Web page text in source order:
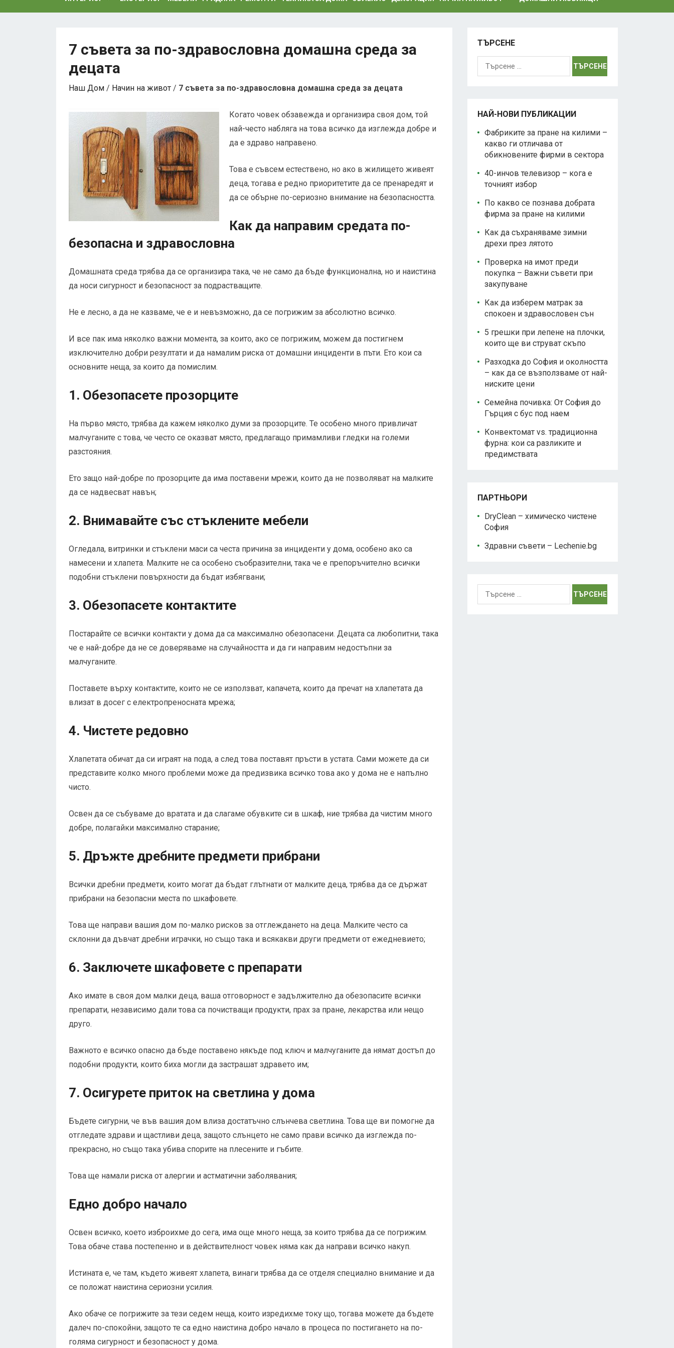
7 съвета за по-здравословна домашна среда за
децата
Наш Дом / Начин на живот / 7 съвета за по-здравословна домашна среда за децата
Когато човек обзавежда и организира своя дом, той
най-често набляга на това всичко да изглежда добре и
да е здраво направено.
Това е съвсем естествено, но ако в жилището живеят
деца, тогава е редно приоритетите да се пренаредят и
да се обърне по-сериозно внимание на безопасността.
Как да направим средата по-
безопасна и здравословна
Домашната среда трябва да се организира така, че не само да бъде функционална, но и наистина
да носи сигурност и безопасност за подрастващите.
Не е лесно, а да не казваме, че е и невъзможно, да се погрижим за абсолютно всичко.
И все пак има няколко важни момента, за които, ако се погрижим, можем да постигнем
изключително добри резултати и да намалим риска от домашни инциденти в пъти. Ето кои са
основните неща, за които да помислим.
1. Обезопасете прозорците
На първо място, трябва да кажем няколко думи за прозорците. Те особено много привличат
малчуганите с това, че често се оказват място, предлагащо примамливи гледки на големи
разстояния.
Ето защо най-добре по прозорците да има поставени мрежи, които да не позволяват на малките
да се надвесват навън;
2. Внимавайте със стъклените мебели
Огледала, витринки и стъклени маси са честа причина за инциденти у дома, особено ако са
намесени и хлапета. Малките не са особено съобразителни, така че е препоръчително всички
подобни стъклени повърхности да бъдат избягвани;
3. Обезопасете контактите
Постарайте се всички контакти у дома да са максимално обезопасени. Децата са любопитни, така
че е най-добре да не се доверяваме на случайността и да ги направим недостъпни за
малчуганите.
Поставете върху контактите, които не се използват, капачета, които да пречат на хлапетата да
влизат в досег с електропреносната мрежа;
4. Чистете редовно
Хлапетата обичат да си играят на пода, а след това поставят пръсти в устата. Сами можете да си
представите колко много проблеми може да предизвика всичко това ако у дома не е напълно
чисто.
Освен да се събуваме до вратата и да слагаме обувките си в шкаф, ние трябва да чистим много
добре, полагайки максимално старание;
5. Дръжте дребните предмети прибрани
Всички дребни предмети, които могат да бъдат глътнати от малките деца, трябва да се държат
прибрани на безопасни места по шкафовете.
Това ще направи вашия дом по-малко рисков за отглеждането на деца. Малките често са
склонни да дъвчат дребни играчки, но също така и всякакви други предмети от ежедневието;
6. Заключете шкафовете с препарати
Ако имате в своя дом малки деца, ваша отговорност е задължително да обезопасите всички
препарати, независимо дали това са почистващи продукти, прах за пране, лекарства или нещо
друго.
Важното е всичко опасно да бъде поставено някъде под ключ и малчуганите да нямат достъп до
подобни продукти, които биха могли да застрашат здравето им;
7. Осигурете приток на светлина у дома
Бъдете сигурни, че във вашия дом влиза достатъчно слънчева светлина. Това ще ви помогне да
отгледате здрави и щастливи деца, защото слънцето не само прави всичко да изглежда по-
прекрасно, но също така убива спорите на плесените и гъбите.
Това ще намали риска от алергии и астматични заболявания;
Едно добро начало
Освен всичко, което изброихме до сега, има още много неща, за които трябва да се погрижим.
Това обаче става постепенно и в действителност човек няма как да направи всичко накуп.
Истината е, че там, където живеят хлапета, винаги трябва да се отделя специално внимание и да
се положат наистина сериозни усилия.
Ако обаче се погрижите за тези седем неща, които изредихме току що, тогава можете да бъдете
далеч по-спокойни, защото те са едно наистина добро начало в процеса по постигането на по-
голяма сигурност и безопасност у дома.
ТЪРСЕНЕ
Търсене
НАЙ-НОВИ ПУБЛИКАЦИИ
Фабриките за пране на килими –
какво ги отличава от
обикновените фирми в сектора
40-инчов телевизор – кога е
точният избор
По какво се познава добрата
фирма за пране на килими
Как да съхраняваме зимни
дрехи през лятото
Проверка на имот преди
покупка – Важни съвети при
закупуване
Как да изберем матрак за
спокоен и здравословен сън
5 грешки при лепене на плочки,
които ще ви струват скъпо
Разходка до София и околността
– как да се възползваме от най-
ниските цени
Семейна почивка: От София до
Гърция с бус под наем
Конвектомат vs. традиционна
фурна: кои са разликите и
предимствата
ПАРТНЬОРИ
DryClean – химическо чистене
София
Здравни съвети – Lechenie.bg
Търсене